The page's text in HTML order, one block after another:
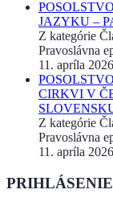
JAZYKU –
Z kategórie
Pravoslávna
11. apríla 2026
CIRKVI V
Z kategórie
Pravoslávna
11. apríla 2026